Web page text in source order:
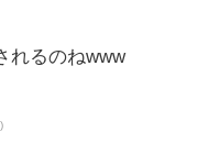
れるのねwww